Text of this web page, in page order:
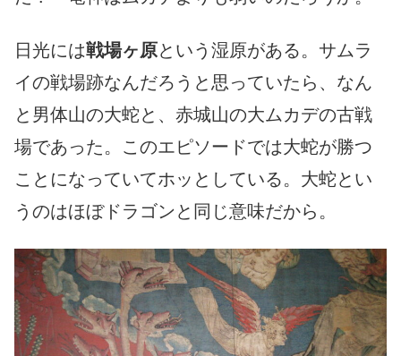
日光には戦場ヶ原という湿原がある。サムラ
イの戦場跡なんだろうと思っていたら、なん
と男体山の大蛇と、赤城山の大ムカデの古戦
場であった。このエピソードでは大蛇が勝つ
ことになっていてホッとしている。大蛇とい
うのはほぼドラゴンと同じ意味だから。